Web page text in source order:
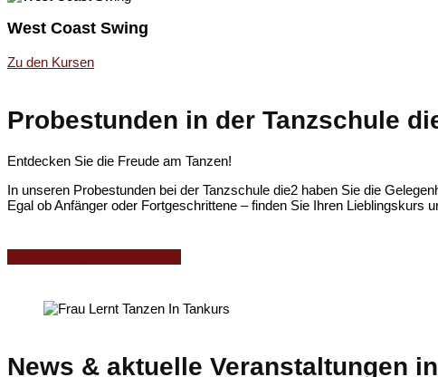
West Coast Swing
Zu den Kursen
Probestunden in der Tanzschule
Entdecken Sie die Freude am Tanzen!
In unseren Probestunden bei der Tanzschule die2 haben Sie die
Egal ob Anfänger oder Fortgeschrittene – finden Sie Ihren Lieblingskurs
News & aktuelle Veranstaltungen